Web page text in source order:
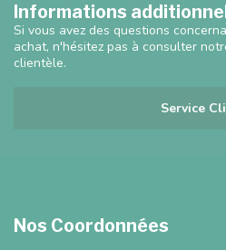
Informations
Si vous avez des questions
achat, n'hésitez pas à consulter
clientèle.
Service
Nos Coordonnées